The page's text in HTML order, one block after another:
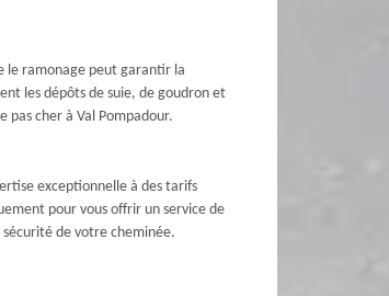
le ramonage peut garantir la
les dépôts de suie, de goudron et
pas cher à Val Pompadour.
exceptionnelle à des tarifs
pour vous offrir un service de
de votre cheminée.